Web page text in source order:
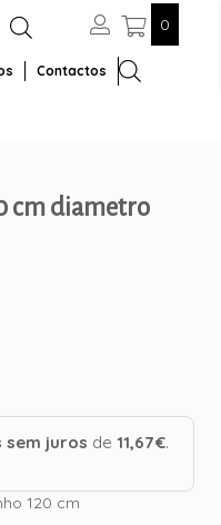
0
Contactos
cm diametro
sem juros de 11,67 €.
120 cm